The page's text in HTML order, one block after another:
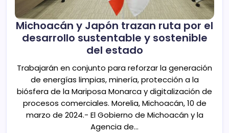
Michoacán y Japón trazan ruta por el
desarrollo sustentable y sostenible
del estado
Trabajarán en conjunto para reforzar la generación
de energías limpias, minería, protección a la
biósfera de la Mariposa Monarca y digitalización de
procesos comerciales. Morelia, Michoacán, 10 de
marzo de 2024.- El Gobierno de Michoacán y la
Agencia de…